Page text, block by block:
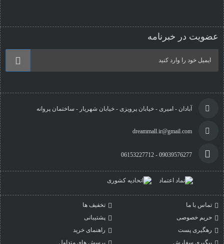
عضویت در خبرنامه
آبادان - امیری - خیابان پرویزی - خیابان شهریار - ساختمان پروانه
dreammall.ir@gmail.com
09039576277 - 06153227712
تماس با ما
تخفیف ها
حریم خصوصی
پشتیبانی
رهگیری پست
راهنمای خرید